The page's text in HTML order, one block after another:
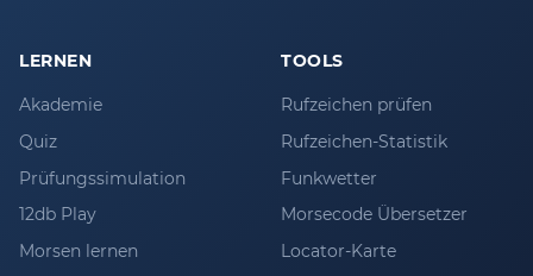
LERNEN
Akademie
Quiz
Prüfungssimulation
12db Play
Morsen lernen
TOOLS
Rufzeichen prüfen
Rufzeichen-Statistik
Funkwetter
Morsecode Übersetzer
Locator-Karte